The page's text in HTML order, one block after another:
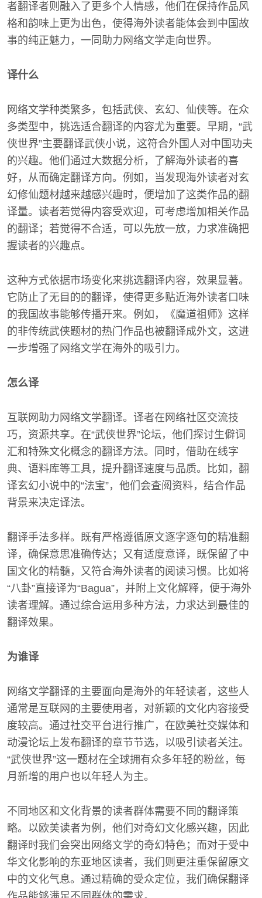
者翻译者则融入了更多个人情感，他们在保持作品风
格和韵味上更为出色，使得海外读者能体会到中国故
事的纯正魅力，一同助力网络文学走向世界。
译什么
网络文学种类繁多，包括武侠、玄幻、仙侠等。在众
多类型中，挑选适合翻译的内容尤为重要。早期，“武
侠世界”主要翻译武侠小说，这符合外国人对中国功夫
的兴趣。他们通过大数据分析，了解海外读者的喜
好，从而确定翻译方向。例如，当发现海外读者对玄
幻修仙题材越来越感兴趣时，便增加了这类作品的翻
译量。读者若觉得内容受欢迎，可考虑增加相关作品
的翻译；若觉得不合适，可以先放一放，力求准确把
握读者的兴趣点。
这种方式依据市场变化来挑选翻译内容，效果显著。
它防止了无目的的翻译，使得更多贴近海外读者口味
的我国故事能够传播开来。例如，《魔道祖师》这样
的非传统武侠题材的热门作品也被翻译成外文，这进
一步增强了网络文学在海外的吸引力。
怎么译
互联网助力网络文学翻译。译者在网络社区交流技
巧，资源共享。在“武侠世界”论坛，他们探讨生僻词
汇和特殊文化概念的翻译方法。同时，借助在线字
典、语料库等工具，提升翻译速度与品质。比如，翻
译玄幻小说中的“法宝”，他们会查阅资料，结合作品
背景来决定译法。
翻译手法多样。既有严格遵循原文逐字逐句的精准翻
译，确保意思准确传达；又有适度意译，既保留了中
国文化的精髓，又符合海外读者的阅读习惯。比如将
“八卦”直接译为“Bagua”，并附上文化解释，便于海外
读者理解。通过综合运用多种方法，力求达到最佳的
翻译效果。
为谁译
网络文学翻译的主要面向是海外的年轻读者，这些人
通常是互联网的主要使用者，对新颖的文化内容接受
度较高。通过社交平台进行推广，在欧美社交媒体和
动漫论坛上发布翻译的章节节选，以吸引读者关注。
“武侠世界”这一题材在全球拥有众多年轻的粉丝，每
月新增的用户也以年轻人为主。
不同地区和文化背景的读者群体需要不同的翻译策
略。以欧美读者为例，他们对奇幻文化感兴趣，因此
翻译时我们会突出网络文学的奇幻特色；而对于受中
华文化影响的东亚地区读者，我们则更注重保留原文
中的文化气息。通过精确的受众定位，我们确保翻译